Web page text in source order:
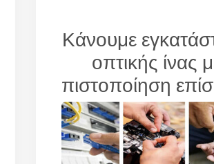
Κάνουμε
οπτικής ίνας
πιστοποίηση